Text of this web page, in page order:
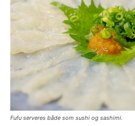
Fufu serveres både som sushi og sashimi.